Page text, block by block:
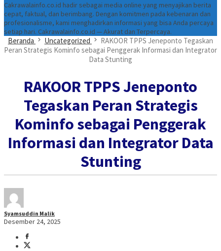
Cakrawalainfo.co.id hadir sebagai media online yang menyajikan berita
cepat, faktual, dan berimbang. Dengan komitmen pada kebenaran dan
profesionalisme, kami menghadirkan informasi yang bisa Anda percaya
setiap hari. Cakrawalainfo.co.id — Akurat dan Terpercaya.
Beranda Uncategorized
RAKOOR TPPS Jeneponto Tegaskan
Peran Strategis Kominfo sebagai Penggerak Informasi dan Integrator
Data Stunting
RAKOOR TPPS Jeneponto
Tegaskan Peran Strategis
Kominfo sebagai Penggerak
Informasi dan Integrator Data
Stunting
Syamsuddin Malik
Desember 24, 2025